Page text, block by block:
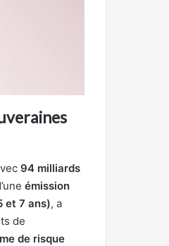
94 milliards
émission
et 7 ans), a
de
de risque